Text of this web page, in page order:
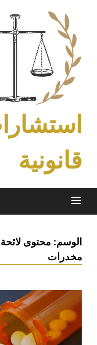
content
قانونية
الوسم: محتوى
مخدرات